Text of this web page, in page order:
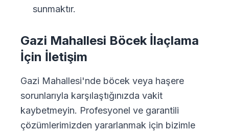
sunmaktır.
Gazi Mahallesi Böcek İlaçlama
İçin İletişim
Gazi Mahallesi'nde böcek veya haşere
sorunlarıyla karşılaştığınızda vakit
kaybetmeyin. Profesyonel ve garantili
çözümlerimizden yararlanmak için bizimle